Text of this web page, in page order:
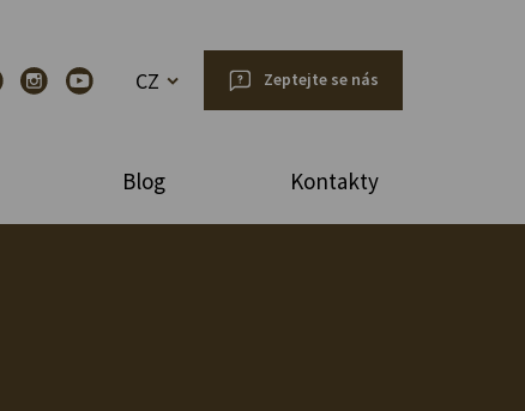
CZ Zeptejte se nás
Blog Kontakty